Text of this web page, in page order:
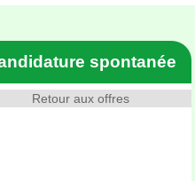
Retour aux offres
spontanée